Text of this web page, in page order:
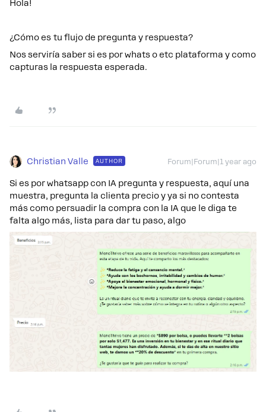
Hola!
¿Cómo es tu flujo de pregunta y respuesta?
Nos serviría saber si es por whats o etc plataforma y como
capturas la respuesta esperada.
Christian Valle AUTHOR Forum|Forum|1 year ago
Si es por whatsapp con IA pregunta y respuesta, aquí una
muestra, pregunta la clienta precio y ya si no contesta
más como persuadir la compra con la IA que le diga te
falta algo más, lista para dar tu paso, algo